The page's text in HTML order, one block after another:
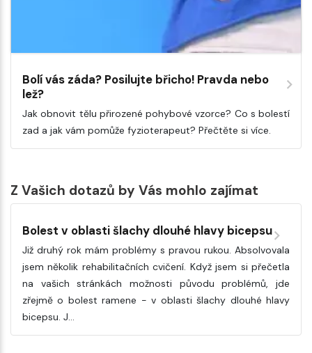
Bolí vás záda? Posilujte břicho! Pravda nebo
lež?
Jak obnovit tělu přirozené pohybové vzorce? Co s bolestí
zad a jak vám pomůže fyzioterapeut? Přečtěte si více.
Z Vašich dotazů by Vás mohlo zajímat
Bolest v oblasti šlachy dlouhé hlavy bicepsu
Již druhý rok mám problémy s pravou rukou. Absolvovala
jsem několik rehabilitačních cvičení. Když jsem si přečetla
na vašich stránkách možnosti původu problémů, jde
zřejmě o bolest ramene - v oblasti šlachy dlouhé hlavy
bicepsu. J…